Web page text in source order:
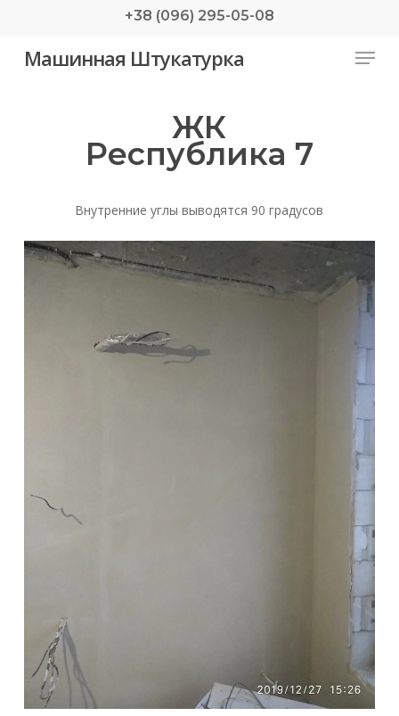
main
+38 (096) 295-05-08
Машинная Штукатурка Menu
ЖК
Республика 7
Внутренние углы выводятся 90 градусов